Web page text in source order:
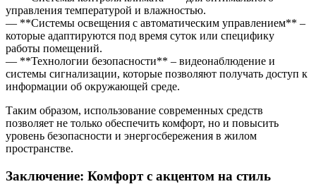
управления температурой и влажностью.
— **Системы освещения с автоматическим управлением** –
которые адаптируются под время суток или специфику
работы помещений.
— **Технологии безопасности** – видеонаблюдение и
системы сигнализации, которые позволяют получать доступ к
информации об окружающей среде.
Таким образом, использование современных средств
позволяет не только обеспечить комфорт, но и повысить
уровень безопасности и энергосбережения в жилом
пространстве.
Заключение: Комфорт с акцентом на стиль